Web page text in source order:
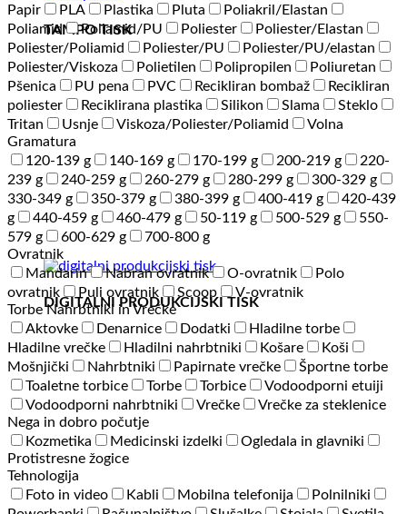
TAMPO TISK
DIGITALNI PRODUKCIJSKI TISK
Papir
PLA Plastika Pluta
Poliakril/Elastan
Poliamid
Poliamid/PU Poliester
Poliester/Elastan
Poliester/Poliamid
Poliester/PU
Poliester/PU/elastan
Poliester/Viskoza
Polietilen Polipropilen
Poliuretan
Pšenica
PU pena PVC Recikliran bombaž
Recikliran
poliester
Reciklirana plastika Silikon Slama
Steklo
Tritan
Usnje Viskoza/Poliester/Poliamid
Volna
Gramatura
120-139 g
140-169 g 170-199 g 200-219 g
220-
239 g
240-259 g 260-279 g 280-299 g
300-329 g
330-349 g
350-379 g 380-399 g 400-419 g
420-439
g
440-459 g 460-479 g 50-119 g 500-529 g
550-
579 g
600-629 g
700-800 g
Ovratnik
Mandarin
Nabran ovratnik O-ovratnik
Polo
ovratnik
Puli ovratnik Scoop
V-ovratnik
Torbe Nahrbtniki in Vrečke
Aktovke
Denarnice Dodatki
Hladilne torbe
Hladilne vrečke
Hladilni nahrbtniki Košare
Koši
Mošnjički
Nahrbtniki Papirnate vrečke
Športne torbe
Toaletne torbice
Torbe Torbice
Vodoodporni etuiji
Vodoodporni nahrbtniki
Vrečke
Vrečke za steklenice
Nega in dobro počutje
Kozmetika
Medicinski izdelki
Ogledala in glavniki
Protistresne žogice
Tehnologija
Foto in video
Kabli Mobilna telefonija
Polnilniki